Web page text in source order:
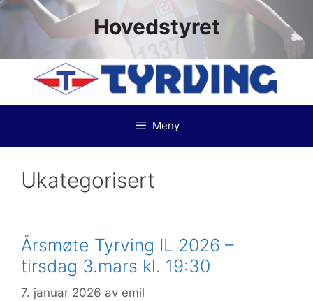
Hovedstyret
Meny
Ukategorisert
Årsmøte Tyrving IL 2026 –
tirsdag 3.mars kl. 19:30
7. januar 2026 av emil